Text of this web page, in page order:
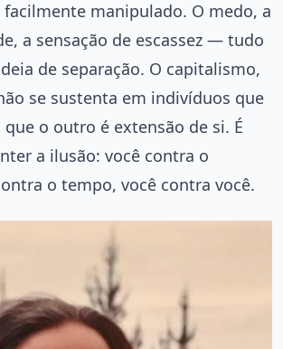
manipulado. O medo, a
a sensação de escassez — tudo
de separação. O capitalismo,
se sustenta em indivíduos que
o outro é extensão de si. É
a ilusão: você contra o
o tempo, você contra você.